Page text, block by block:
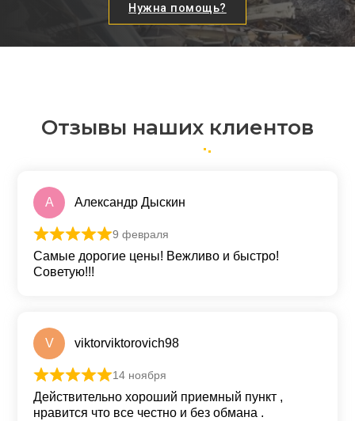
Нужна помощь?
Отзывы наших клиентов
А Александр Дыскин
Оценка 5из 5
9 февраля
Самые дорогие цены! Вежливо и быстро!
Советую!!!
V viktorviktorovich98
Оценка
14 ноября
Действительно хороший приемный пункт ,
нравится что все честно и без обмана .